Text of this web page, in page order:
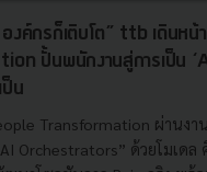
องค์กรก็เติบโต” ttb เดินห
ปั้นพนักงานสู่การเป็น
ป็น
Transformation ผ่านงา
Orchestrators” ด้วยโมเดล